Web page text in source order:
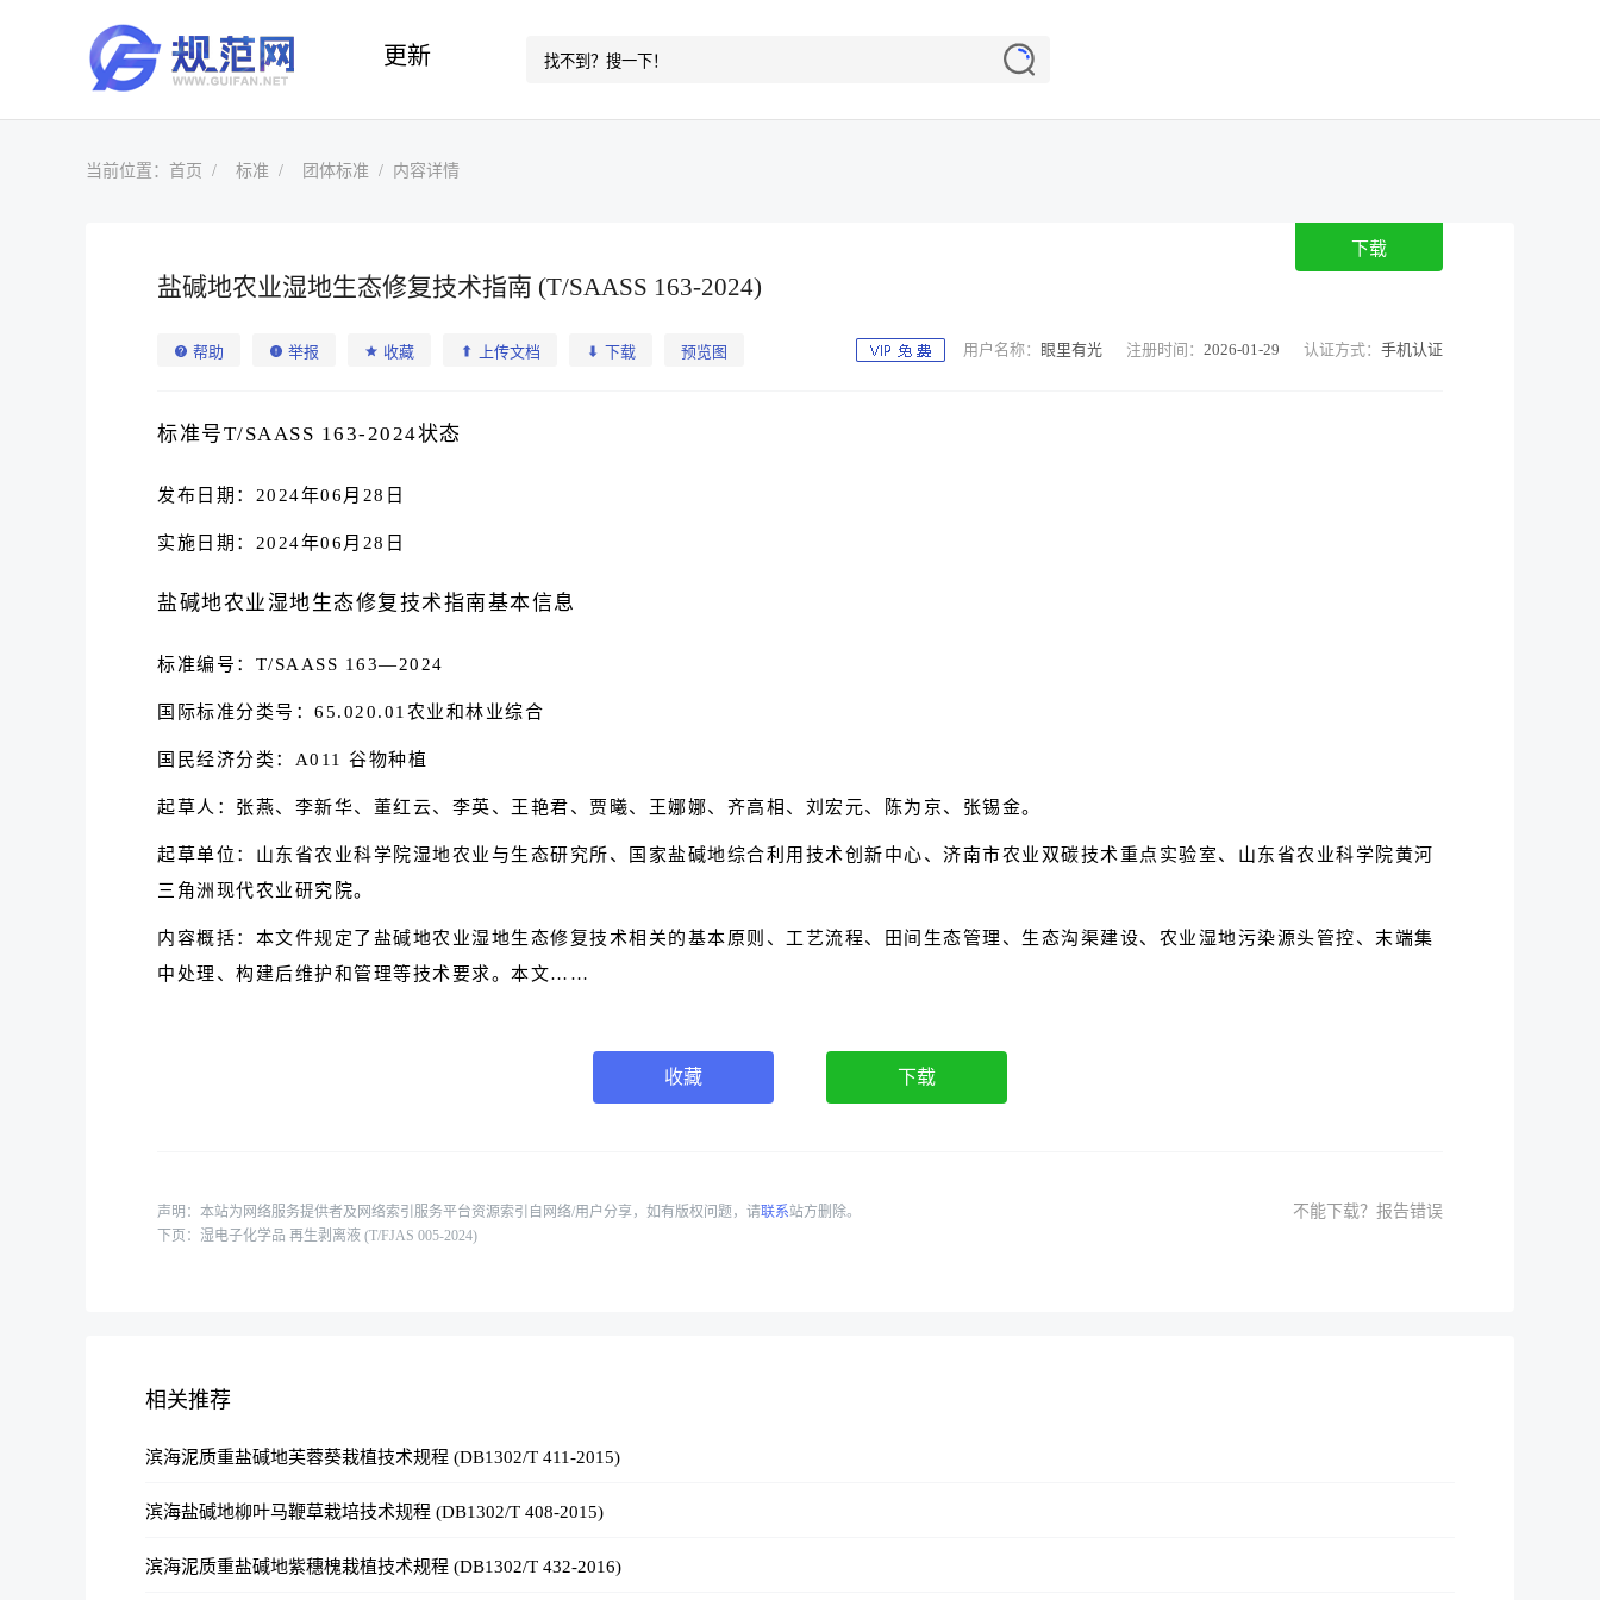
更新
当前位置： 首页 标准 团体标准 内容详情
盐碱地农业湿地生态修复技术指南 (T/SAASS 163-2024)
下载
帮助 举报 收藏 上传文档 下载 预览图 用户名称： 眼里有光 注册时间： 2026-01-29 认证方式： 手机认证
标准号T/SAASS 163-2024状态
发布日期：2024年06月28日
实施日期：2024年06月28日
盐碱地农业湿地生态修复技术指南基本信息
标准编号：T/SAASS 163—2024
国际标准分类号：65.020.01农业和林业综合
国民经济分类：A011 谷物种植
起草人：张燕、李新华、董红云、李英、王艳君、贾曦、王娜娜、齐高相、刘宏元、陈为京、张锡金。
起草单位：山东省农业科学院湿地农业与生态研究所、国家盐碱地综合利用技术创新中心、济南市农业双碳技术重点实验室、山东省农业科学院黄河
三角洲现代农业研究院。
内容概括：本文件规定了盐碱地农业湿地生态修复技术相关的基本原则、工艺流程、田间生态管理、生态沟渠建设、农业湿地污染源头管控、末端集
中处理、构建后维护和管理等技术要求。本文……
收藏 下载
声明：本站为网络服务提供者及网络索引服务平台资源索引自网络/用户分享，如有版权问题，请联系站方删除。 不能下载？报告错误
下页： 湿电子化学品 再生剥离液 (T/FJAS 005-2024)
相关推荐
滨海泥质重盐碱地芙蓉葵栽植技术规程 (DB1302/T 411-2015)
滨海盐碱地柳叶马鞭草栽培技术规程 (DB1302/T 408-2015)
滨海泥质重盐碱地紫穗槐栽植技术规程 (DB1302/T 432-2016)